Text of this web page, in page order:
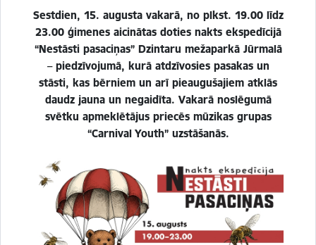
Sestdien, 15. augusta vakarā, no plkst. 19.00 līdz
23.00 ģimenes aicinātas doties nakts ekspedīcijā
“Nestāsti pasaciņas” Dzintaru mežaparkā Jūrmalā
– piedzīvojumā, kurā atdzīvosies pasakas un
stāsti, kas bērniem un arī pieaugušajiem atklās
daudz jauna un negaidīta. Vakarā noslēgumā
svētku apmeklētājus priecēs mūzikas grupas
“Carnival Youth” uzstāšanās.
Pasākumi atpūtai un izklaidei Jūrmalā 7.–
16. augustā